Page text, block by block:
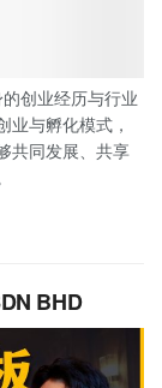
创业经历与行业
业与孵化模式，
共同发展、共享
BHD